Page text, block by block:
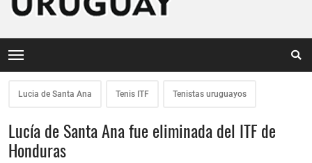
Lucia de Santa Ana Tenis ITF Tenistas uruguayos
Lucía de Santa Ana fue eliminada del ITF de
Honduras